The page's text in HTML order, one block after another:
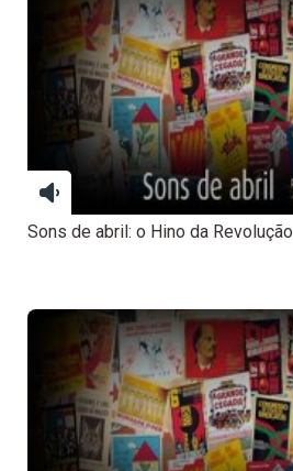
Sons de abril: o Hino da Revolução